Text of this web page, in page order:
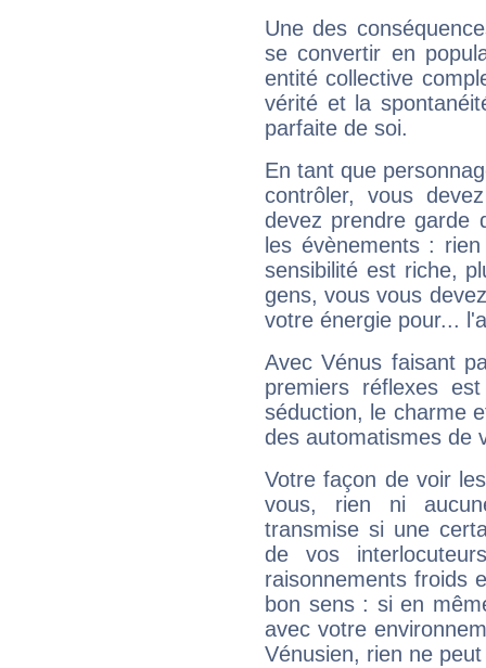
Une des
se convertir en
entité collective
vérité et la
parfaite de soi.
En tant que
contrôler, vous
devez prendre garde
les évènements :
sensibilité est riche,
gens, vous vous
votre énergie pour...
Avec Vénus faisant
premiers réflexes
séduction, le charme
des automatismes de
Votre façon de voir
vous, rien ni
transmise si une
de vos
raisonnements froids
bon sens : si en
avec votre
Vénusien, rien ne